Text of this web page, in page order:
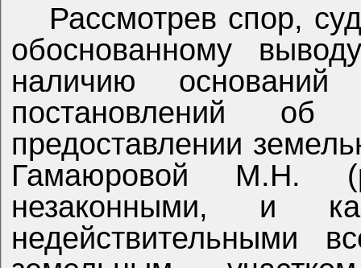
Рассмотрев спор,
обоснованному
наличию
постановлений
предоставлении
Гамаюровой М.Н.
незаконными, и
недействительными